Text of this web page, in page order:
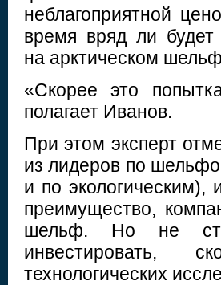
неблагоприятной
время вряд ли
на арктическом
«Скорее это
полагает Иванов.
При этом эксперт
из лидеров по
и по экологическим),
преимущество,
шельф. Но не
инвестировать,
технологических